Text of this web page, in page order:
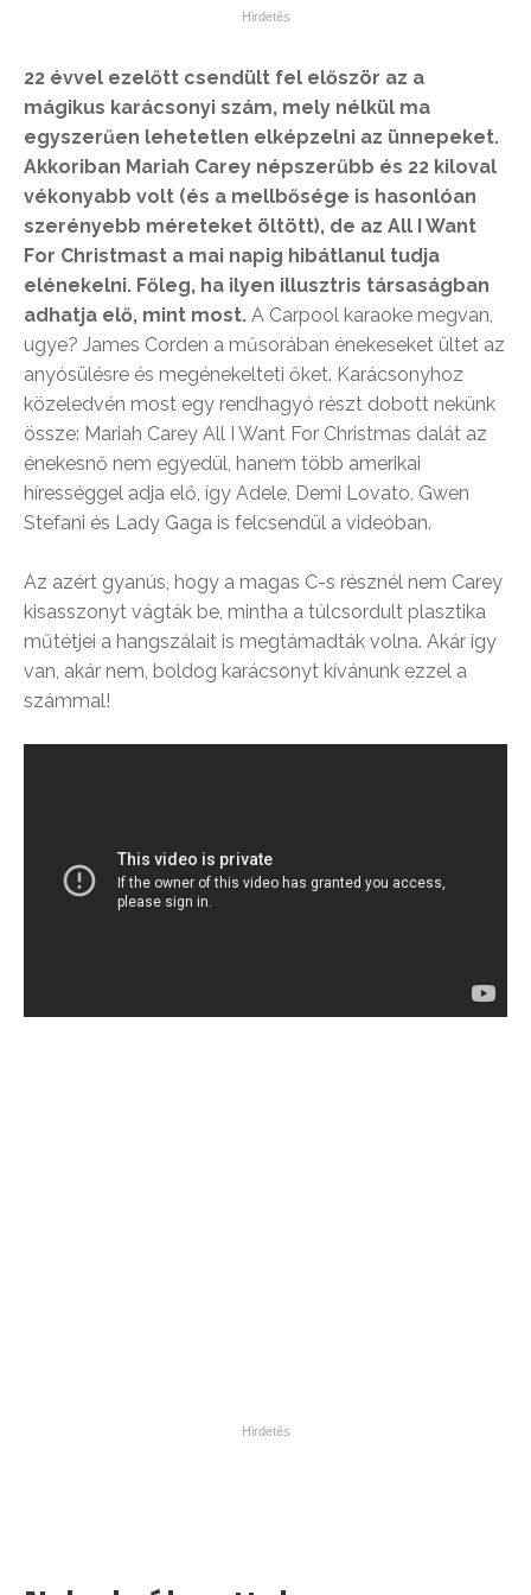
22 évvel ezelőtt csendült fel először az a
mágikus karácsonyi szám, mely nélkül ma
egyszerűen lehetetlen elképzelni az ünnepeket.
Akkoriban Mariah Carey népszerűbb és 22 kiloval
vékonyabb volt (és a mellbősége is hasonlóan
szerényebb méreteket öltött), de az All I Want
For Christmast a mai napig hibátlanul tudja
elénekelni. Főleg, ha ilyen illusztris társaságban
adhatja elő, mint most. A Carpool karaoke megvan,
ugye? James Corden a műsorában énekeseket ültet az
anyósülésre és megénekelteti őket. Karácsonyhoz
közeledvén most egy rendhagyó részt dobott nekünk
össze: Mariah Carey All I Want For Christmas dalát az
énekesnő nem egyedül, hanem több amerikai
hírességgel adja elő, így Adele, Demi Lovato, Gwen
Stefani és Lady Gaga is felcsendül a videóban.
Az azért gyanús, hogy a magas C-s résznél nem Carey
kisasszonyt vágták be, mintha a túlcsordult plasztika
műtétjei a hangszálait is megtámadták volna. Akár így
van, akár nem, boldog karácsonyt kívánunk ezzel a
számmal!